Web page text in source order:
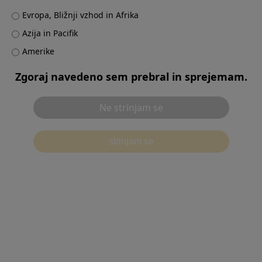
Products & Solutions
Contact
Evropa, Bližnji vzhod in Afrika
Azija in Pacifik
Amerike
Zgoraj navedeno sem prebral in sprejemam.
Ne strinjam se
strinjam se